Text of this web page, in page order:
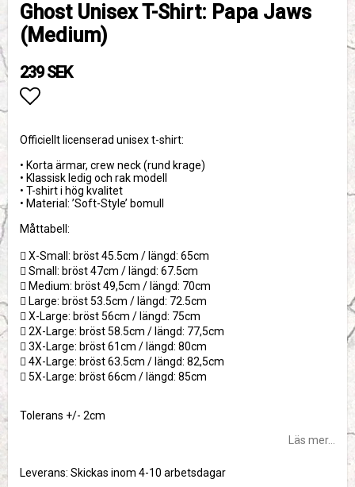
Ghost Unisex T-Shirt: Papa Jaws
(Medium)
239 SEK
Officiellt licenserad unisex t-shirt:
• Korta ärmar, crew neck (rund krage)
• Klassisk ledig och rak modell
• T-shirt i hög kvalitet
• Material: ’Soft-Style’ bomull
Måttabell:
 X-Small: bröst 45.5cm / längd: 65cm
 Small: bröst 47cm / längd: 67.5cm
 Medium: bröst 49,5cm / längd: 70cm
 Large: bröst 53.5cm / längd: 72.5cm
 X-Large: bröst 56cm / längd: 75cm
 2X-Large: bröst 58.5cm / längd: 77,5cm
 3X-Large: bröst 61cm / längd: 80cm
 4X-Large: bröst 63.5cm / längd: 82,5cm
 5X-Large: bröst 66cm / längd: 85cm
Tolerans +/- 2cm
Läs mer...
Leverans: Skickas inom 4-10 arbetsdagar